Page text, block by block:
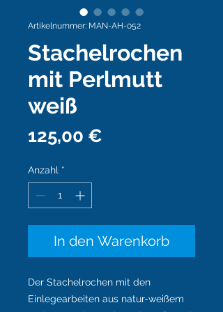
Artikelnummer: MAN-AH-052
Stachelrochen
mit Perlmutt
weiß
125,00 €
Anzahl *
In den Warenkorb
Der Stachelrochen mit den
Einlegearbeiten aus natur-weißem